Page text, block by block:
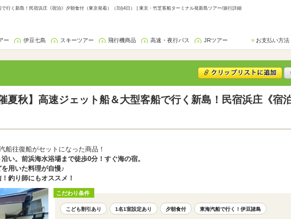
行く新島！民宿浜庄《宿泊》夕朝食付（東京発着）（3泊4日） | 東京・竹芝客船ターミナル発新島ツアー/旅行詳細
ー 伊豆七島 スキーツアー 飛行機商品 高速・夜行バス JRツアー お支払い方法
秋】高速ジェット船＆大型客船で行く新島！民宿浜庄《宿
船往復船がセットになった商品！
い。前浜海水浴場まで徒歩0分！すぐ海の宿。
用いた料理が自慢♪
釣り師にもオススメ！
こだわり条件
こども割引あり 1名1室設定あり 夕朝食付 東海汽船で行く！伊豆諸島